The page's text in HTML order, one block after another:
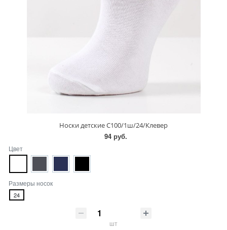
Носки детские С100/1ш/24/Клевер
94 руб.
Цвет
Размеры носок
24
шт